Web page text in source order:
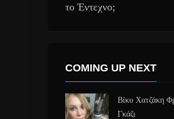
το Έντεχνο;
COMING UP NEXT
Βίκυ Χατζάκη
Γκάζι